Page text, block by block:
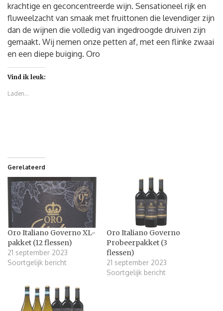
krachtige en geconcentreerde wijn. Sensationeel rijk en
fluweelzacht van smaak met fruittonen die levendiger zijn
dan de wijnen die volledig van ingedroogde druiven zijn
gemaakt. Wij nemen onze petten af, met een flinke zwaai
en een diepe buiging. Oro
Vind ik leuk:
Laden...
Gerelateerd
Oro Italiano Governo XL-
pakket (12 flessen)
21 september 2023
Soortgelijk bericht
Oro Italiano Governo
Probeerpakket (3
flessen)
21 september 2023
Soortgelijk bericht